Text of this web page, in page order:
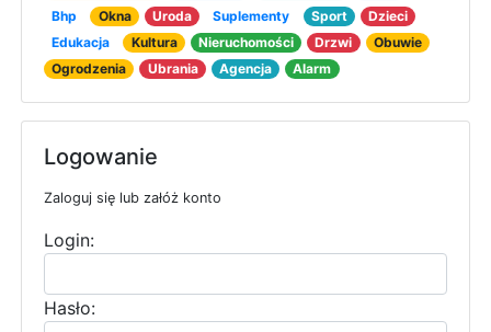
Bhp
Okna Uroda Suplementy Sport
Dzieci
Edukacja
Kultura Nieruchomości Drzwi
Obuwie
Ogrodzenia
Ubrania Agencja Alarm
Logowanie
Zaloguj się lub załóż konto
Login:
Hasło: